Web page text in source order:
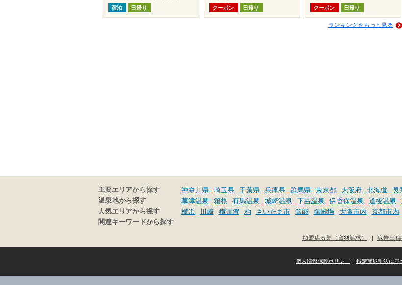
宿泊
日帰り
クーポン
日帰り
クーポン
日帰り
ランキングをもっと見る
主要エリアから探す 神奈川県 埼玉県 千葉県 兵庫県 群馬県 東京都 大阪府 北海道 長
温泉地から探す 草津温泉 箱根 有馬温泉 城崎温泉 下呂温泉 伊香保温泉 道後温泉
人気エリアから探す 横浜 川崎 横須賀 柏 さいたま市 飯能 御殿場 大阪市内 京都市内
関連キーワードから探す
広告出
|
加盟店募集（資料請求）
特定商取引法に基
|
個人情報保護ポリシー